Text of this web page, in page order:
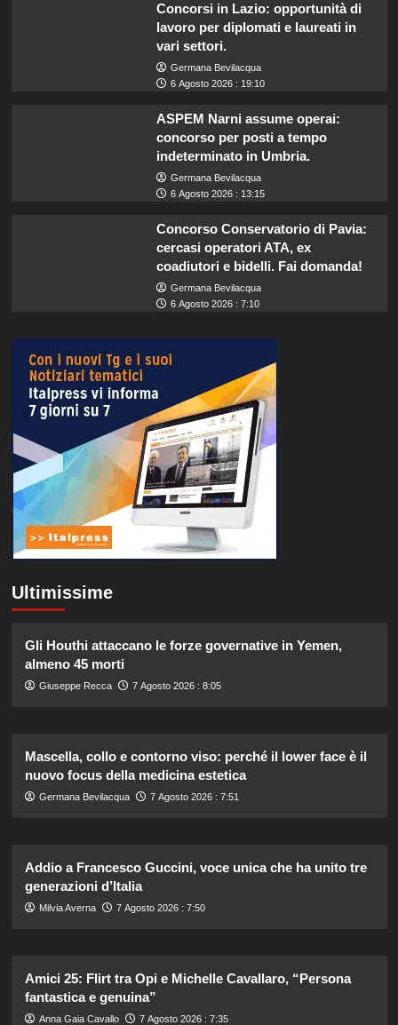
Concorsi in Lazio: opportunità di
lavoro per diplomati e laureati in
vari settori.
Germana Bevilacqua
6 Agosto 2026 : 19:10
ASPEM Narni assume operai:
concorso per posti a tempo
indeterminato in Umbria.
Germana Bevilacqua
6 Agosto 2026 : 13:15
Concorso Conservatorio di Pavia:
cercasi operatori ATA, ex
coadiutori e bidelli. Fai domanda!
Germana Bevilacqua
6 Agosto 2026 : 7:10
Ultimissime
Gli Houthi attaccano le forze governative in Yemen,
almeno 45 morti
Giuseppe Recca 7 Agosto 2026 : 8:05
Mascella, collo e contorno viso: perché il lower face è il
nuovo focus della medicina estetica
Germana Bevilacqua 7 Agosto 2026 : 7:51
Addio a Francesco Guccini, voce unica che ha unito tre
generazioni d’Italia
Milvia Averna 7 Agosto 2026 : 7:50
Amici 25: Flirt tra Opi e Michelle Cavallaro, “Persona
fantastica e genuina”
Anna Gaia Cavallo 7 Agosto 2026 : 7:35